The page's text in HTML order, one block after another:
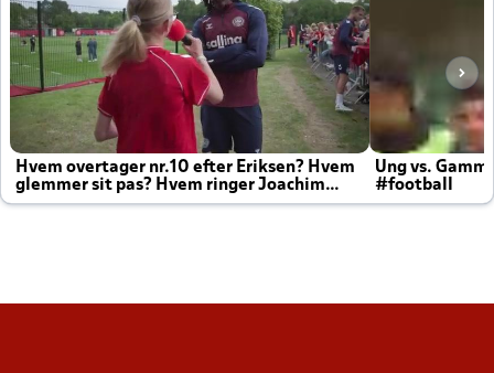
Hvem overtager nr.10 efter Eriksen? Hvem
glemmer sit pas? Hvem ringer Joachim
altid til efter kampe?
Ung vs.
#football